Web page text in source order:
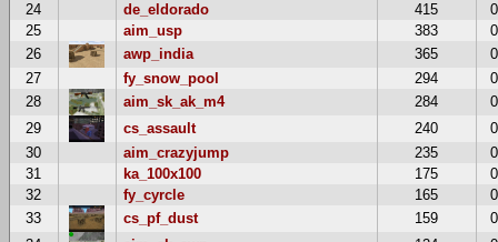
24
de_eldorado 415
0
25
aim_usp 383
0
26
awp_india 365
0
27
fy_snow_pool 294
0
28
aim_sk_ak_m4 284
0
29
cs_assault 240
0
30
aim_crazyjump 235
0
31
ka_100x100 175
0
32
fy_cyrcle 165
0
33
cs_pf_dust 159
0